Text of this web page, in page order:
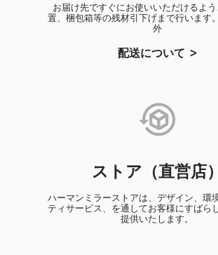
お届け先ですぐにお使いいただけるよ
置、梱包箱等の残材引下げまで行います
外
配送について
ストア（直営店）
ハーマンミラーストアは、デザイン、環
ティサービス、を通してお客様にすばら
提供いたします。